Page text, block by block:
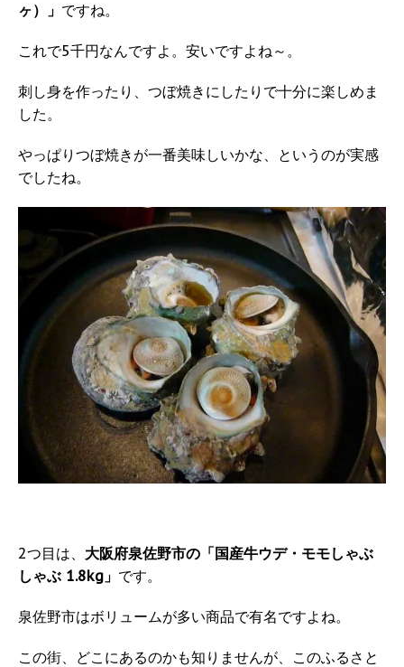
ヶ）」 ですね。
これで5千円なんですよ。安いですよね～。
刺し身を作ったり、つぼ焼きにしたりで十分に楽しめま
した。
やっぱりつぼ焼きが一番美味しいかな、というのが実感
でしたね。
2つ目は、 大阪府泉佐野市の「国産牛ウデ・モモしゃぶ
しゃぶ 1.8kg」 です。
泉佐野市はボリュームが多い商品で有名ですよね。
この街、どこにあるのかも知りませんが、このふるさと